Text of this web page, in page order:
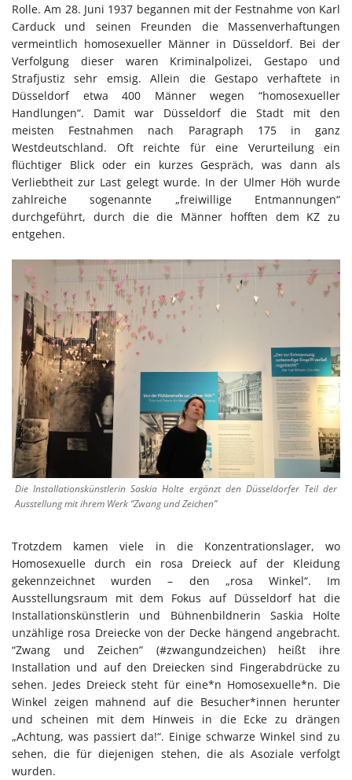
Rolle. Am 28. Juni 1937 begannen mit der Festnahme von Karl
Carduck und seinen Freunden die Massenverhaftungen
vermeintlich homosexueller Männer in Düsseldorf. Bei der
Verfolgung dieser waren Kriminalpolizei, Gestapo und
Strafjustiz sehr emsig. Allein die Gestapo verhaftete in
Düsseldorf etwa 400 Männer wegen “homosexueller
Handlungen“. Damit war Düsseldorf die Stadt mit den
meisten Festnahmen nach Paragraph 175 in ganz
Westdeutschland. Oft reichte für eine Verurteilung ein
flüchtiger Blick oder ein kurzes Gespräch, was dann als
Verliebtheit zur Last gelegt wurde. In der Ulmer Höh wurde
zahlreiche sogenannte „freiwillige Entmannungen“
durchgeführt, durch die die Männer hofften dem KZ zu
entgehen.
Die Installationskünstlerin Saskia Holte ergänzt den Düsseldorfer Teil der
Ausstellung mit ihrem Werk “Zwang und Zeichen”
Trotzdem kamen viele in die Konzentrationslager, wo
Homosexuelle durch ein rosa Dreieck auf der Kleidung
gekennzeichnet wurden – den „rosa Winkel“. Im
Ausstellungsraum mit dem Fokus auf Düsseldorf hat die
Installationskünstlerin und Bühnenbildnerin Saskia Holte
unzählige rosa Dreiecke von der Decke hängend angebracht.
“Zwang und Zeichen” (#zwangundzeichen) heißt ihre
Installation und auf den Dreiecken sind Fingerabdrücke zu
sehen. Jedes Dreieck steht für eine*n Homosexuelle*n. Die
Winkel zeigen mahnend auf die Besucher*innen herunter
und scheinen mit dem Hinweis in die Ecke zu drängen
„Achtung, was passiert da!“. Einige schwarze Winkel sind zu
sehen, die für diejenigen stehen, die als Asoziale verfolgt
wurden.